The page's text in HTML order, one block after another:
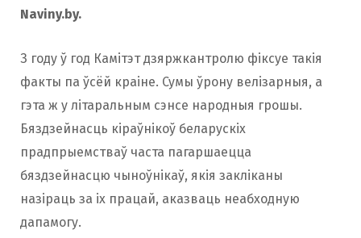
Naviny.by.
З году ў год Камітэт дзяржкантролю фіксуе такія
факты па ўсёй краіне. Сумы ўрону велізарныя, а
гэта ж у літаральным сэнсе народныя грошы.
Бяздзейнасць кіраўнікоў беларускіх
прадпрыемстваў часта пагаршаецца
бяздзейнасцю чыноўнікаў, якія закліканы
назіраць за іх працай, аказваць неабходную
дапамогу.